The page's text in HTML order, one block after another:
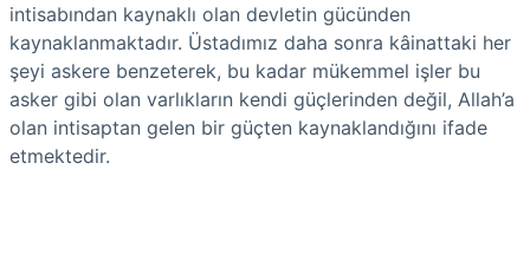
intisabından kaynaklı olan devletin gücünden
kaynaklanmaktadır. Üstadımız daha sonra kâinattaki her
şeyi askere benzeterek, bu kadar mükemmel işler bu
asker gibi olan varlıkların kendi güçlerinden değil, Allah’a
olan intisaptan gelen bir güçten kaynaklandığını ifade
etmektedir.